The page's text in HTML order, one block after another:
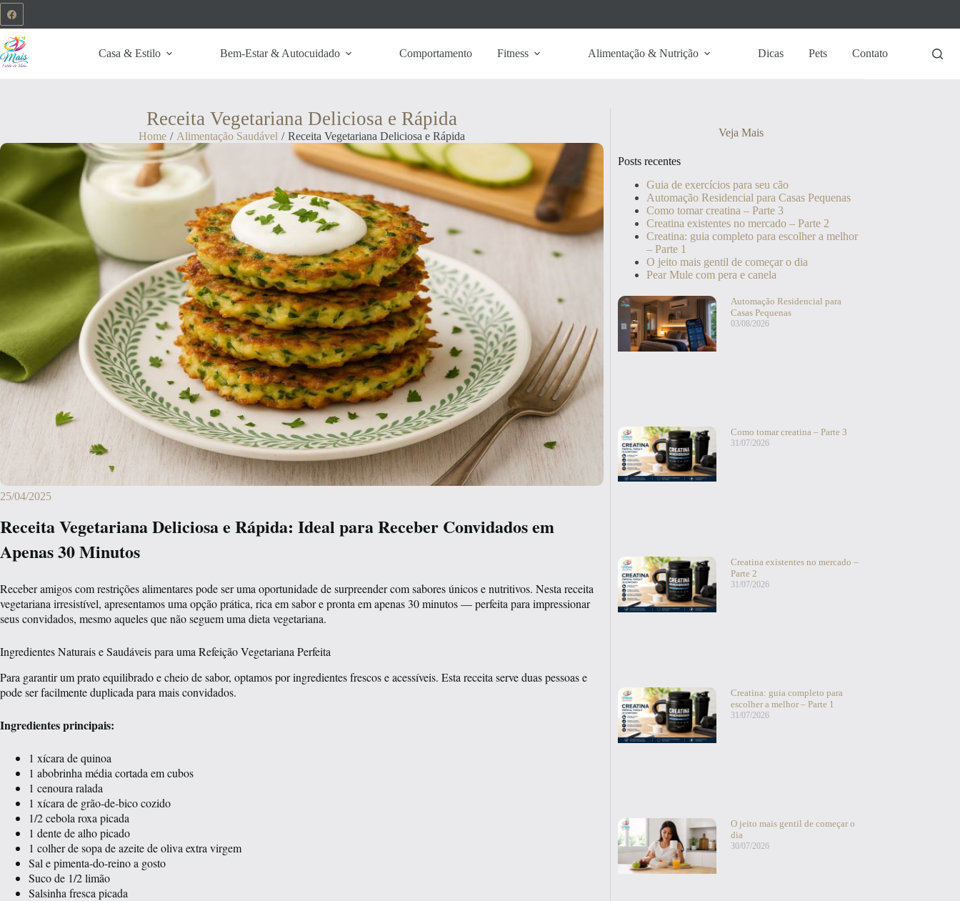
Casa & Estilo Bem-Estar & Autocuidado Comportamento Fitness Alimentação & Nutrição Dicas Pets Contato
Receita Vegetariana Deliciosa e Rápida
Home / Alimentação Saudável / Receita Vegetariana Deliciosa e Rápida
25/04/2025
Receita Vegetariana Deliciosa e Rápida: Ideal para Receber Convidados em
Apenas 30 Minutos
Receber amigos com restrições alimentares pode ser uma oportunidade de surpreender com sabores únicos e nutritivos. Nesta receita
vegetariana irresistível, apresentamos uma opção prática, rica em sabor e pronta em apenas 30 minutos — perfeita para impressionar
seus convidados, mesmo aqueles que não seguem uma dieta vegetariana.
Ingredientes Naturais e Saudáveis para uma Refeição Vegetariana Perfeita
Para garantir um prato equilibrado e cheio de sabor, optamos por ingredientes frescos e acessíveis. Esta receita serve duas pessoas e
pode ser facilmente duplicada para mais convidados.
Ingredientes principais:
1 xícara de quinoa
1 abobrinha média cortada em cubos
1 cenoura ralada
1 xícara de grão-de-bico cozido
1/2 cebola roxa picada
1 dente de alho picado
1 colher de sopa de azeite de oliva extra virgem
Sal e pimenta-do-reino a gosto
Suco de 1/2 limão
Salsinha fresca picada
Veja Mais
Posts recentes
Guia de exercícios para seu cão
Automação Residencial para Casas Pequenas
Como tomar creatina – Parte 3
Creatina existentes no mercado – Parte 2
Creatina: guia completo para escolher a melhor
– Parte 1
O jeito mais gentil de começar o dia
Pear Mule com pera e canela
Automação Residencial para
Casas Pequenas
03/08/2026
Como tomar creatina – Parte 3
31/07/2026
Creatina existentes no mercado –
Parte 2
31/07/2026
Creatina: guia completo para
escolher a melhor – Parte 1
31/07/2026
O jeito mais gentil de começar o
dia
30/07/2026